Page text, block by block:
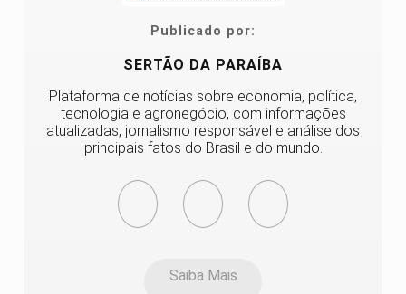
Publicado por:
SERTÃO DA PARAÍBA
Plataforma de notícias sobre economia, política,
tecnologia e agronegócio, com informações
atualizadas, jornalismo responsável e análise dos
principais fatos do Brasil e do mundo.
Saiba Mais